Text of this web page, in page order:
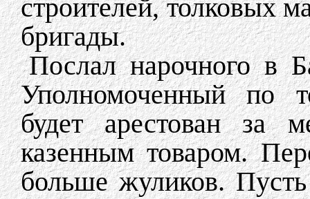
строителей, толковых
бригады.
Послал нарочного в
Уполномоченный по
будет арестован за
казенным товаром.
больше жуликов.